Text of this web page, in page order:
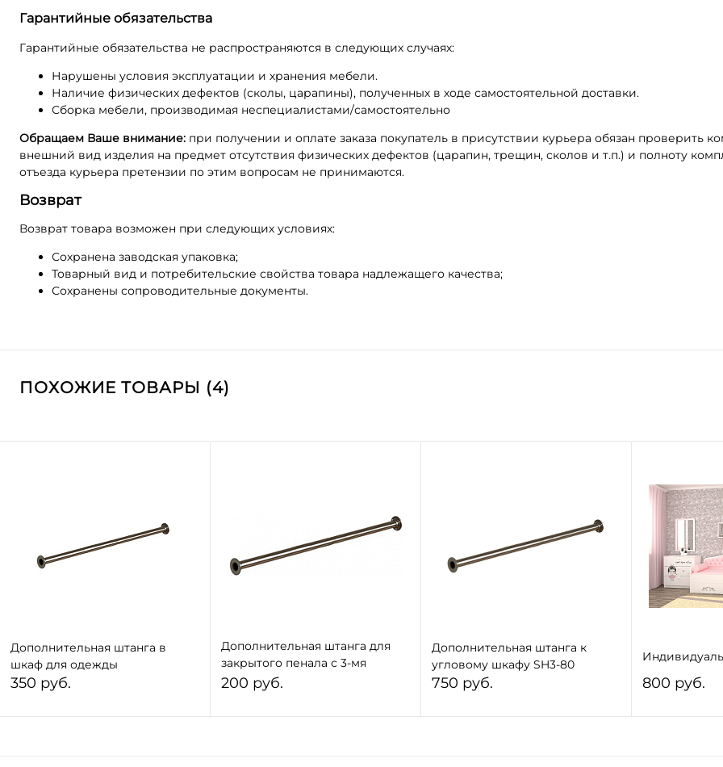
Гарантийные обязательства
Гарантийные обязательства не распространяются в следующих случаях:
Нарушены условия эксплуатации и хранения мебели.
Наличие физических дефектов (сколы, царапины), полученных в ходе самостоятельной доставки.
Сборка мебели, производимая неспециалистами/самостоятельно
Обращаем Ваше внимание: при получении и оплате заказа покупатель в присутствии курьера обязан проверить
внешний вид изделия на предмет отсутствия физических дефектов (царапин, трещин, сколов и т.п.) и полноту
отъезда курьера претензии по этим вопросам не принимаются.
Возврат
Возврат товара возможен при следующих условиях:
Сохранена заводская упаковка;
Товарный вид и потребительские свойства товара надлежащего качества;
Сохранены сопроводительные документы.
ПОХОЖИЕ ТОВАРЫ (4)
Дополнительная штанга в
шкаф для одежды
350 руб.
Дополнительная штанга для
закрытого пенала с 3-мя
ящиками и 1-им фасадом
200 руб.
Дополнительная штанга к
угловому шкафу SH3-80
750 руб. 800 руб.